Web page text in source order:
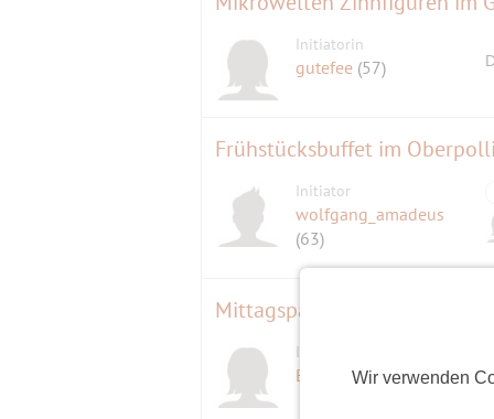
Wir verwenden
Initiatorin
gutefee (57)
Initiator
wolfgang_amadeus
(63)
Mittagspause im
Initiatorin
Bärbel (65)